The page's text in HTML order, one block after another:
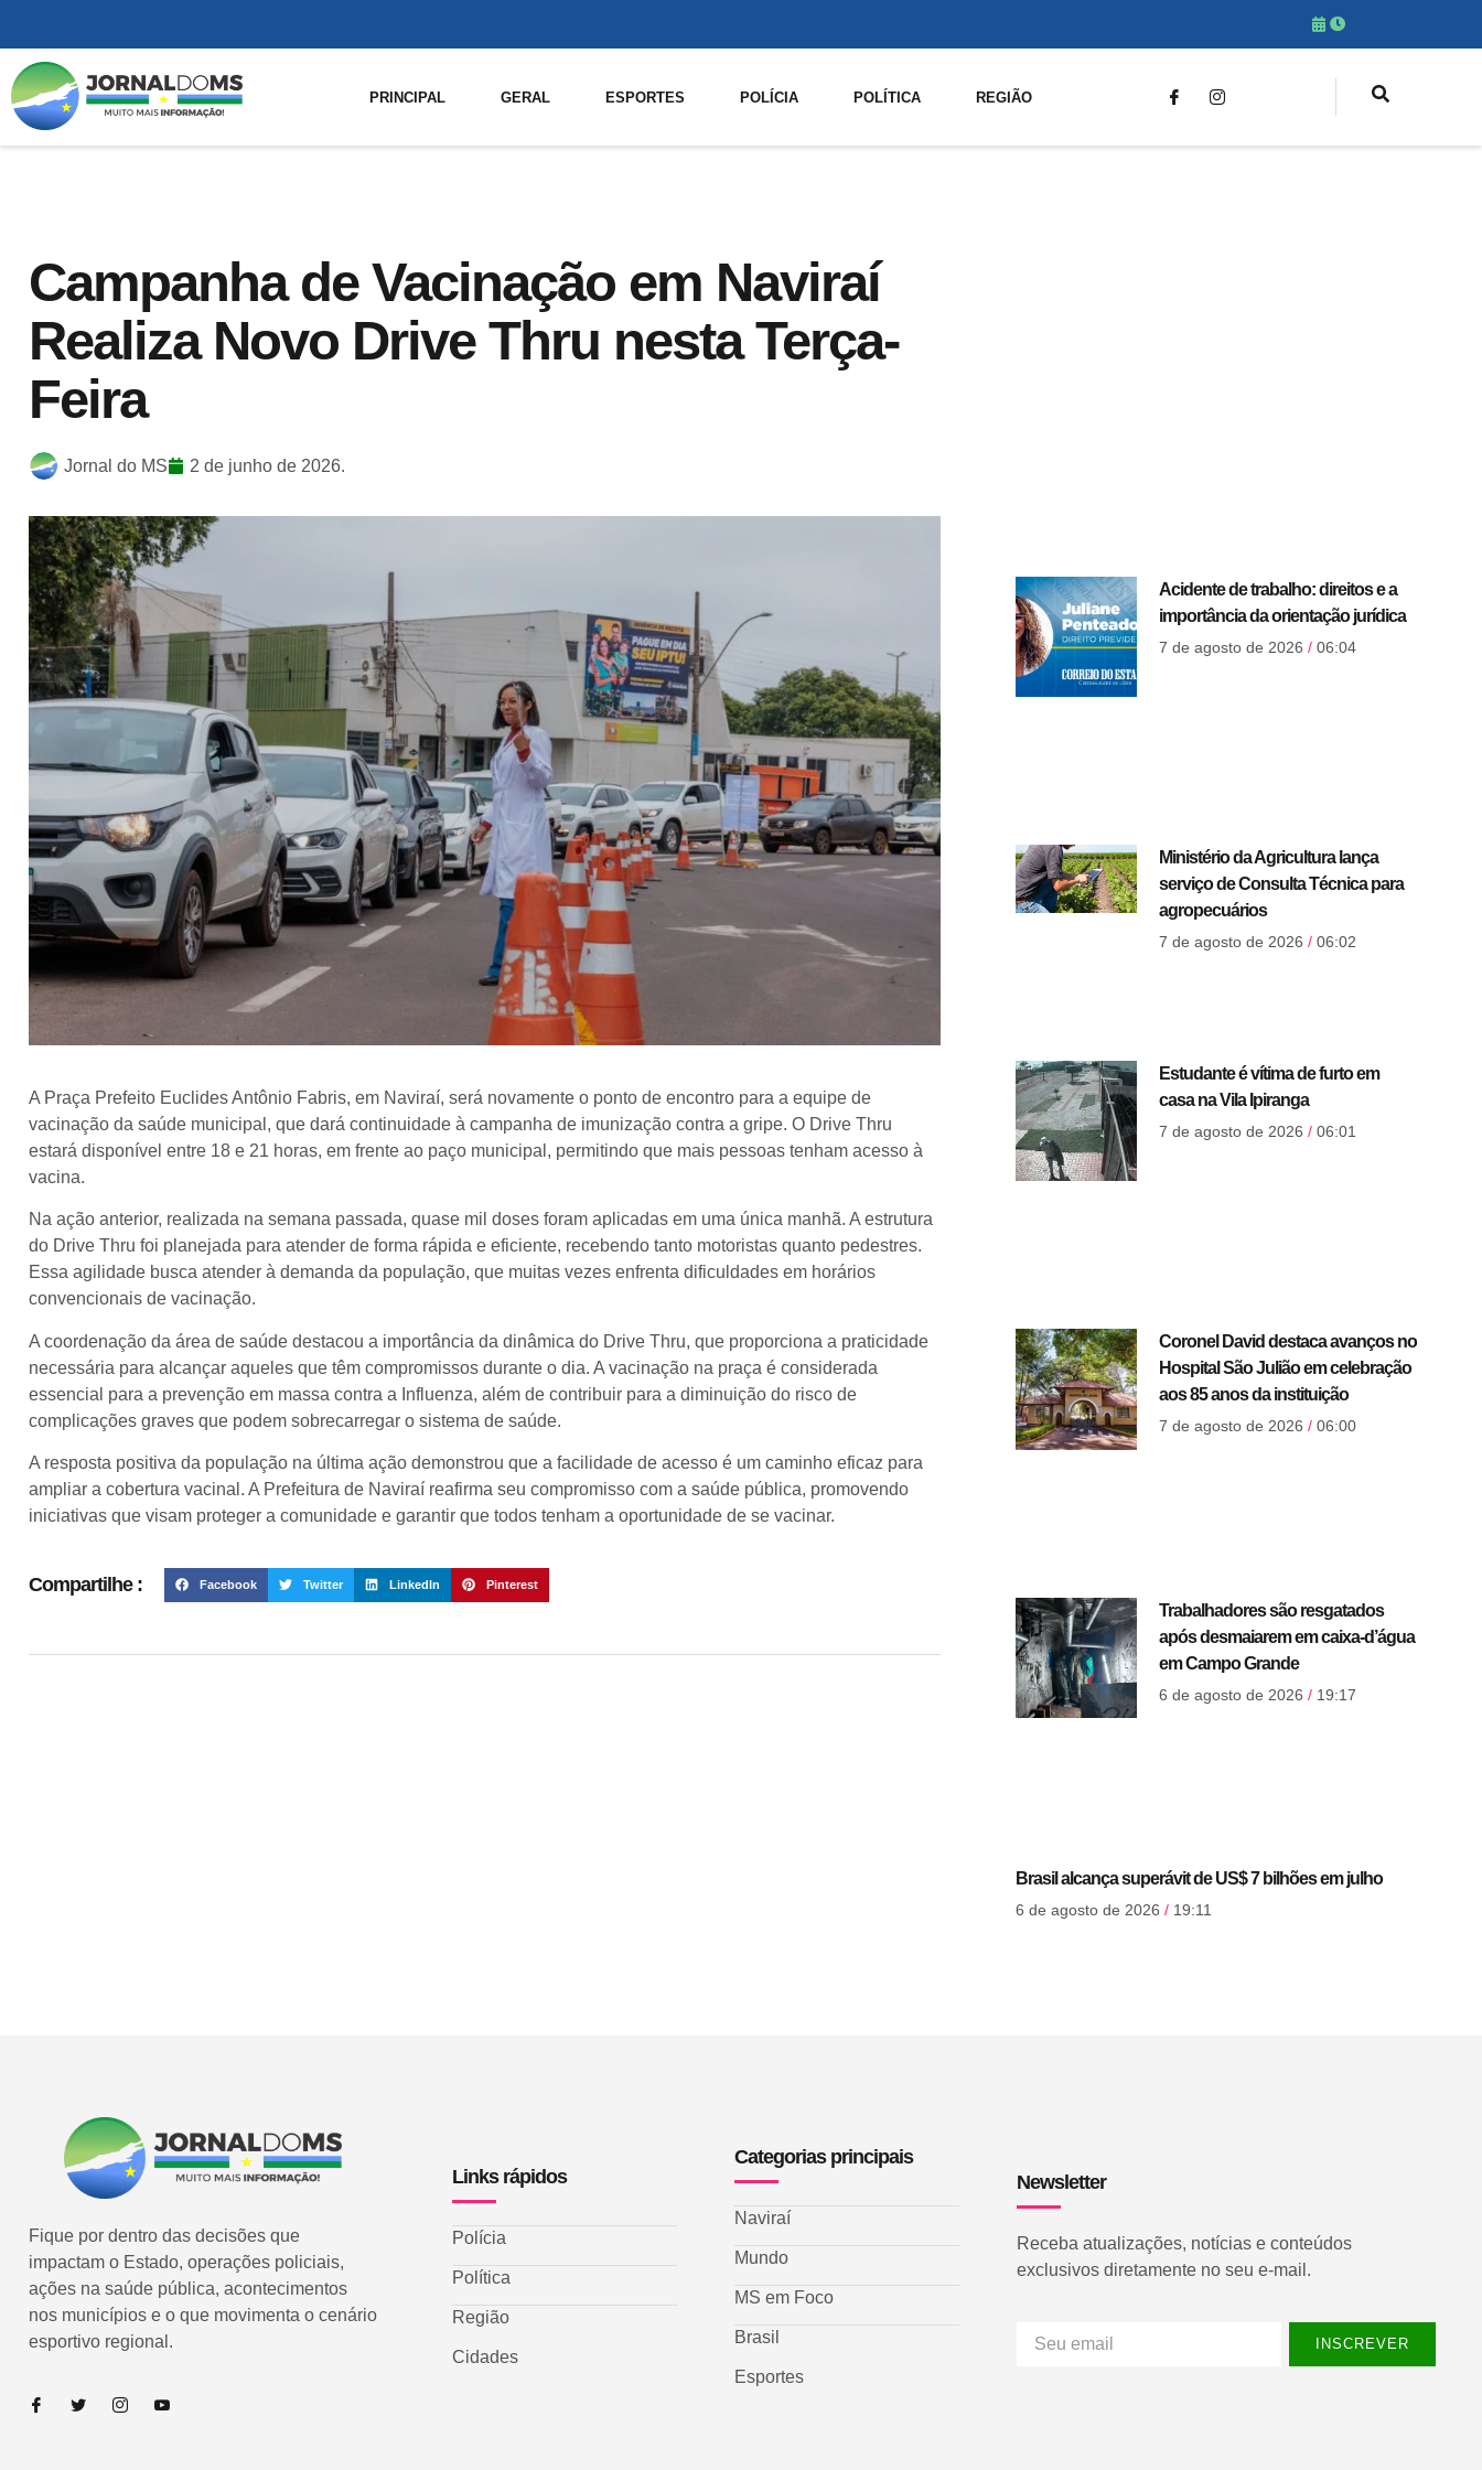
PRINCIPAL GERAL ESPORTES POLÍCIA POLÍTICA REGIÃO
Campanha de Vacinação em Naviraí
Realiza Novo Drive Thru nesta Terça-
Feira
Jornal do MS 2 de junho de 2026.
A Praça Prefeito Euclides Antônio Fabris, em Naviraí, será novamente o ponto de encontro para a equipe de
vacinação da saúde municipal, que dará continuidade à campanha de imunização contra a gripe. O Drive Thru
estará disponível entre 18 e 21 horas, em frente ao paço municipal, permitindo que mais pessoas tenham acesso à
vacina.
Na ação anterior, realizada na semana passada, quase mil doses foram aplicadas em uma única manhã. A estrutura
do Drive Thru foi planejada para atender de forma rápida e eficiente, recebendo tanto motoristas quanto pedestres.
Essa agilidade busca atender à demanda da população, que muitas vezes enfrenta dificuldades em horários
convencionais de vacinação.
A coordenação da área de saúde destacou a importância da dinâmica do Drive Thru, que proporciona a praticidade
necessária para alcançar aqueles que têm compromissos durante o dia. A vacinação na praça é considerada
essencial para a prevenção em massa contra a Influenza, além de contribuir para a diminuição do risco de
complicações graves que podem sobrecarregar o sistema de saúde.
A resposta positiva da população na última ação demonstrou que a facilidade de acesso é um caminho eficaz para
ampliar a cobertura vacinal. A Prefeitura de Naviraí reafirma seu compromisso com a saúde pública, promovendo
iniciativas que visam proteger a comunidade e garantir que todos tenham a oportunidade de se vacinar.
Compartilhe : Facebook Twitter LinkedIn Pinterest
Acidente de trabalho: direitos e a
importância da orientação jurídica
7 de agosto de 2026 06:04
Ministério da Agricultura lança
serviço de Consulta Técnica para
agropecuários
7 de agosto de 2026 06:02
Estudante é vítima de furto em
casa na Vila Ipiranga
7 de agosto de 2026 06:01
Coronel David destaca avanços no
Hospital São Julião em celebração
aos 85 anos da instituição
7 de agosto de 2026 06:00
Trabalhadores são resgatados
após desmaiarem em caixa-d’água
em Campo Grande
6 de agosto de 2026 19:17
Brasil alcança superávit de US$ 7 bilhões em julho
6 de agosto de 2026 19:11
Fique por dentro das decisões que
impactam o Estado, operações policiais,
ações na saúde pública, acontecimentos
nos municípios e o que movimenta o cenário
esportivo regional.
Links rápidos
Polícia
Política
Região
Cidades
Categorias principais
Naviraí
Mundo
MS em Foco
Brasil
Esportes
Newsletter
Receba atualizações, notícias e conteúdos
exclusivos diretamente no seu e-mail.
INSCREVER